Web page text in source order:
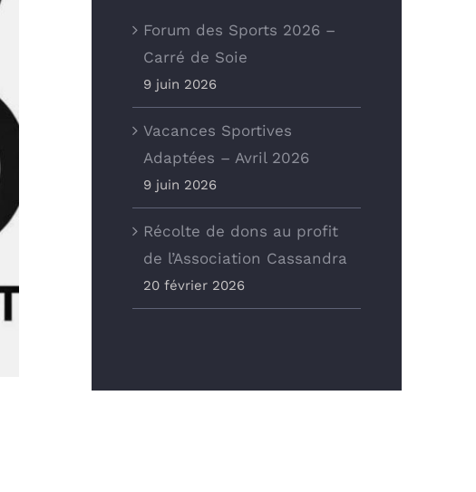
Forum des Sports 2026 –
Carré de Soie
9 juin 2026
Vacances Sportives
Adaptées – Avril 2026
9 juin 2026
Récolte de dons au profit
de l’Association Cassandra
20 février 2026